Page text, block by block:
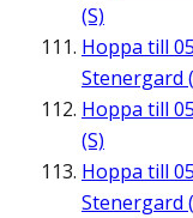
(S)
Hoppa till
Stenergard
Hoppa till
(S)
Hoppa till
Stenergard